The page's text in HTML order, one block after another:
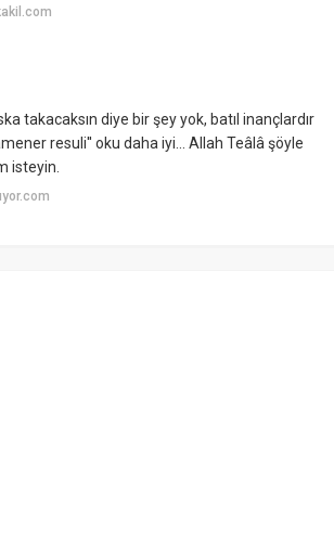
takacaksın diye bir şey yok, batıl inançlardır
resuli'' oku daha iyi... Allah Teâlâ şöyle
isteyin.